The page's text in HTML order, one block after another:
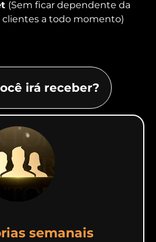
(Sem ficar dependente da
clientes a todo momento)
irá receber?
semanais